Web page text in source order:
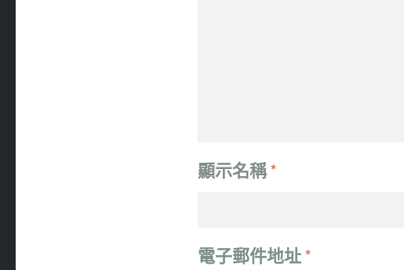
顯示名稱*
電子郵件地址*